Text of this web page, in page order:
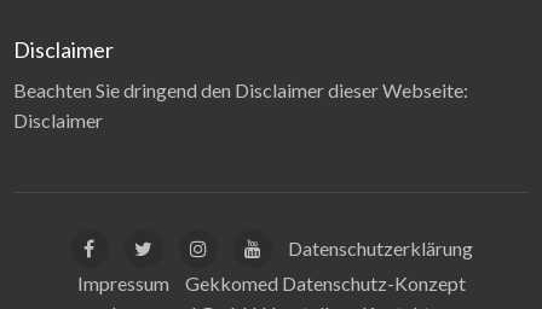
Disclaimer
Beachten Sie dringend den Disclaimer dieser Webseite:
Disclaimer
Datenschutzerklärung
Impressum
Gekkomed Datenschutz-Konzept